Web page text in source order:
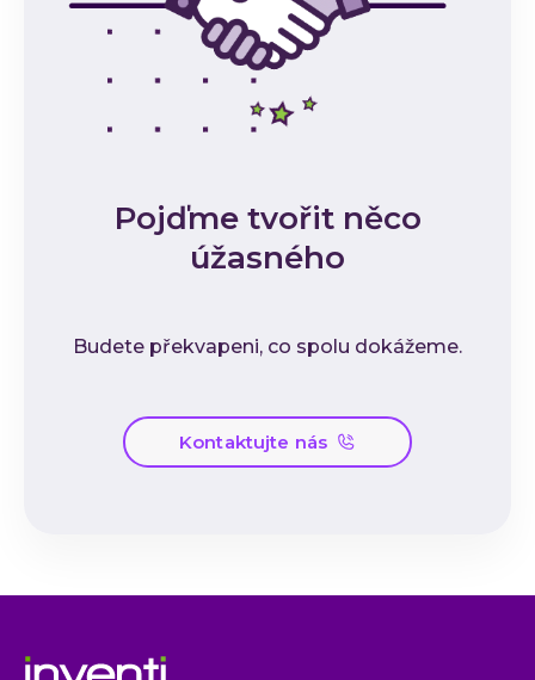
Pojďme tvořit něco
úžasného
Budete překvapeni, co spolu dokážeme.
Kontaktujte nás